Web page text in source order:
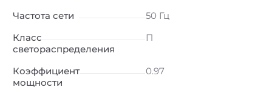
Частота сети
50 Гц
Класс
светораспределения
П
Коэффициент
мощности
0.97